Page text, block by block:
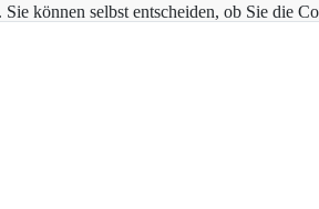
können selbst entscheiden, ob Sie die